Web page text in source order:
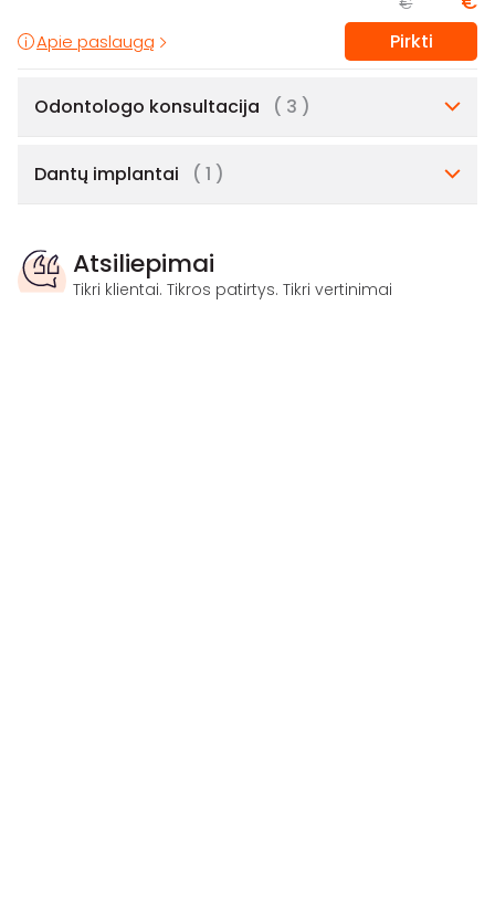
Apie paslaugą Pirkti
Odontologo konsultacija ( 3 )
Dantų implantai ( 1 )
Atsiliepimai
Tikri klientai. Tikros patirtys. Tikri vertinimai